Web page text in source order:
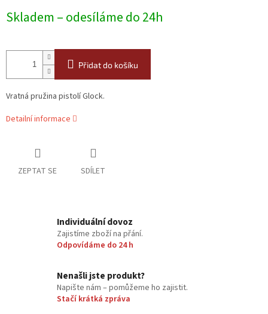
cena:
Skladem – odesíláme do 24h
Přidat do košíku
Vratná pružina pistolí Glock.
Detailní informace
ZEPTAT SE SDÍLET
Individuální dovoz
Zajistíme zboží na přání.
Odpovídáme do 24 h
Nenašli jste produkt?
Napište nám – pomůžeme ho zajistit.
Stačí krátká zpráva